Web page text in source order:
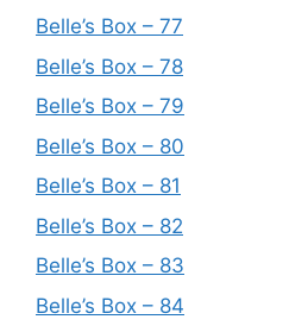
Belle’s Box – 77
Belle’s Box – 78
Belle’s Box – 79
Belle’s Box – 80
Belle’s Box – 81
Belle’s Box – 82
Belle’s Box – 83
Belle’s Box – 84